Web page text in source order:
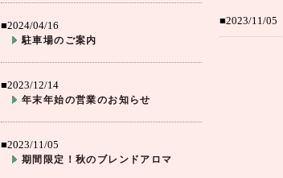
■2023/11/05
■2024/04/16
駐車場のご案内
■2023/12/14
年末年始の営業のお知らせ
■2023/11/05
期間限定！秋のブレンドアロマ